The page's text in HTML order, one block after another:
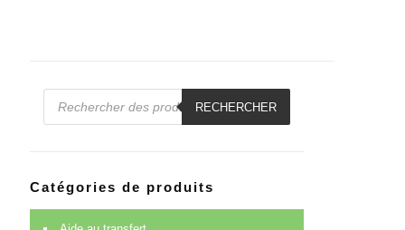
Recherche
RECHERCHER
Catégories de produits